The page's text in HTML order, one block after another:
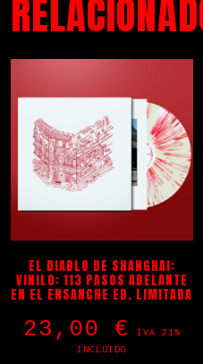
EL DIABLO DE SHANGHAI:
VINILO: 113 PASOS ADELANTE
EN EL ENSANCHE ED. LIMITADA
23,00 €
IVA 21%
INCLUIDO